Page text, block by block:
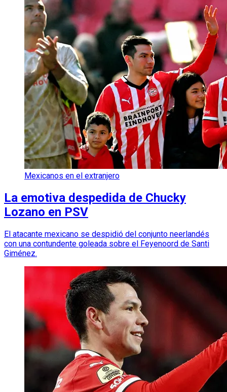
Mexicanos en el extranjero
La emotiva despedida de Chucky
Lozano en PSV
El atacante mexicano se despidió del conjunto neerlandés
con una contundente goleada sobre el Feyenoord de Santi
Giménez.